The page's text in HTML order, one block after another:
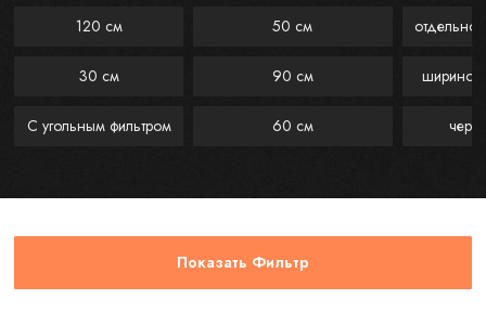
120 см
30 см
С угольным фильтром
50 см
90 см
60 см
Показать Фильтр